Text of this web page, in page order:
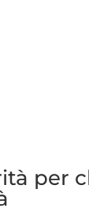
per